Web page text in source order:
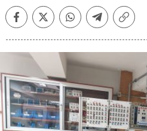
FacebookTwitterWhatsappTelegramCopiar